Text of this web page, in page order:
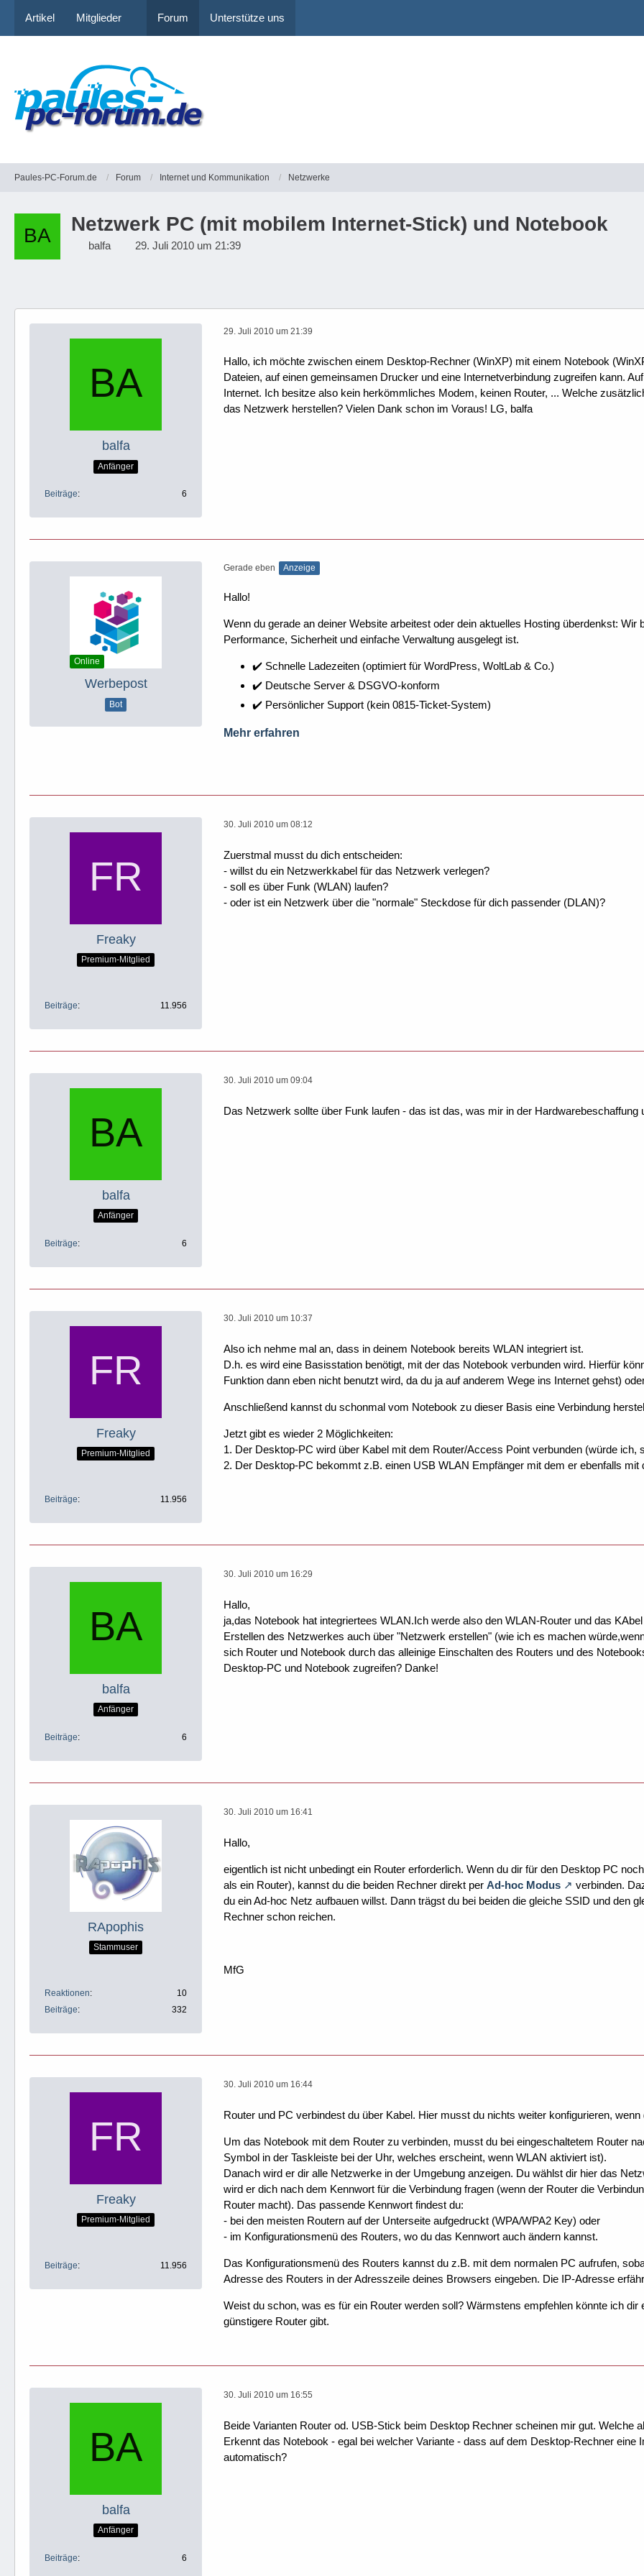
Artikel Mitglieder Forum Unterstütze uns
Paules-PC-Forum.de Forum Internet und Kommunikation Netzwerke
Netzwerk PC (mit mobilem Internet-Stick) und Notebook
balfa 29. Juli 2010 um 21:39
balfa
Anfänger
Beiträge 6
29. Juli 2010 um 21:39
Hallo, ich möchte zwischen einem Desktop-Rechner (WinXP) mit einem Notebook
Dateien, auf einen gemeinsamen Drucker und eine Internetverbindung zugreifen kann.
Internet. Ich besitze also kein herkömmliches Modem, keinen Router, ... Welche
das Netzwerk herstellen? Vielen Dank schon im Voraus! LG, balfa
Online
Werbepost
Bot
Gerade eben Anzeige
Hallo!
Wenn du gerade an deiner Website arbeitest oder dein aktuelles Hosting überdenkst:
Performance, Sicherheit und einfache Verwaltung ausgelegt ist.
✔️ Schnelle Ladezeiten (optimiert für WordPress, WoltLab & Co.)
✔️ Deutsche Server & DSGVO-konform
✔️ Persönlicher Support (kein 0815-Ticket-System)
Mehr erfahren
Freaky
Premium-Mitglied
Beiträge 11.956
30. Juli 2010 um 08:12
Zuerstmal musst du dich entscheiden:
- willst du ein Netzwerkkabel für das Netzwerk verlegen?
- soll es über Funk (WLAN) laufen?
- oder ist ein Netzwerk über die "normale" Steckdose für dich passender (DLAN)?
balfa
Anfänger
Beiträge 6
30. Juli 2010 um 09:04
Das Netzwerk sollte über Funk laufen - das ist das, was mir in der Hardwarebeschaffung
Freaky
Premium-Mitglied
Beiträge 11.956
30. Juli 2010 um 10:37
Also ich nehme mal an, dass in deinem Notebook bereits WLAN integriert ist.
D.h. es wird eine Basisstation benötigt, mit der das Notebook verbunden wird. Hierfür
Funktion dann eben nicht benutzt wird, da du ja auf anderem Wege ins Internet gehst)
Anschließend kannst du schonmal vom Notebook zu dieser Basis eine Verbindung
Jetzt gibt es wieder 2 Möglichkeiten:
1. Der Desktop-PC wird über Kabel mit dem Router/Access Point verbunden (würde ich,
2. Der Desktop-PC bekommt z.B. einen USB WLAN Empfänger mit dem er ebenfalls
balfa
Anfänger
Beiträge 6
30. Juli 2010 um 16:29
Hallo,
ja,das Notebook hat integriertees WLAN.Ich werde also den WLAN-Router und das
Erstellen des Netzwerkes auch über "Netzwerk erstellen" (wie ich es machen
sich Router und Notebook durch das alleinige Einschalten des Routers und des
Desktop-PC und Notebook zugreifen? Danke!
RApophis
Stammuser
Reaktionen
10
Beiträge
332
30. Juli 2010 um 16:41
Hallo,
eigentlich ist nicht unbedingt ein Router erforderlich. Wenn du dir für den Desktop PC
als ein Router), kannst du die beiden Rechner direkt per Ad-hoc Modus
verbinden.
du ein Ad-hoc Netz aufbauen willst. Dann trägst du bei beiden die gleiche SSID und den
Rechner schon reichen.
MfG
Freaky
Premium-Mitglied
Beiträge 11.956
30. Juli 2010 um 16:44
Router und PC verbindest du über Kabel. Hier musst du nichts weiter konfigurieren,
Um das Notebook mit dem Router zu verbinden, musst du bei eingeschaltetem Router
Symbol in der Taskleiste bei der Uhr, welches erscheint, wenn WLAN aktiviert ist).
Danach wird er dir alle Netzwerke in der Umgebung anzeigen. Du wählst dir hier das
wird er dich nach dem Kennwort für die Verbindung fragen (wenn der Router die
Router macht). Das passende Kennwort findest du:
- bei den meisten Routern auf der Unterseite aufgedruckt (WPA/WPA2 Key) oder
- im Konfigurationsmenü des Routers, wo du das Kennwort auch ändern kannst.
Das Konfigurationsmenü des Routers kannst du z.B. mit dem normalen PC aufrufen,
Adresse des Routers in der Adresszeile deines Browsers eingeben. Die IP-Adresse
Weist du schon, was es für ein Router werden soll? Wärmstens empfehlen könnte ich
günstigere Router gibt.
balfa
Anfänger
Beiträge 6
30. Juli 2010 um 16:55
Beide Varianten Router od. USB-Stick beim Desktop Rechner scheinen mir gut. Welche
Erkennt das Notebook - egal bei welcher Variante - dass auf dem Desktop-Rechner
automatisch?